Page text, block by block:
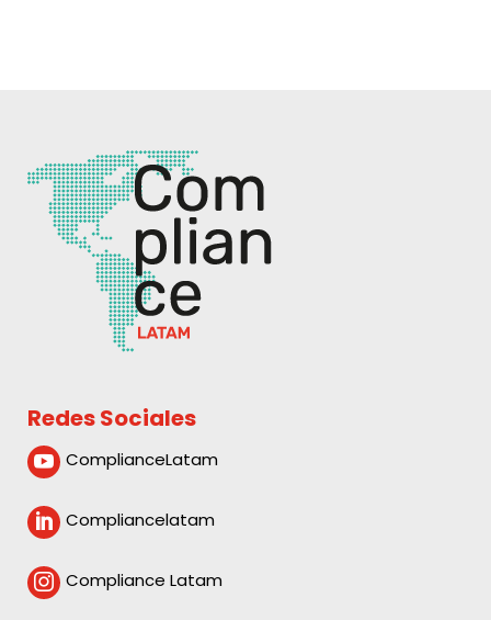
Redes Sociales
 ComplianceLatam
 Compliancelatam
 Compliance Latam